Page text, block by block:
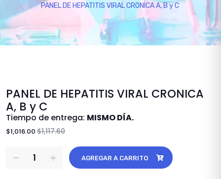
PANEL DE HEPATITIS VIRAL CRONICA A, B y C
PANEL DE HEPATITIS VIRAL CRONICA
A, B y C
Tiempo de entrega: MISMO DÍA.
$1,016.00 $1,117.60
AGREGAR A CARRITO